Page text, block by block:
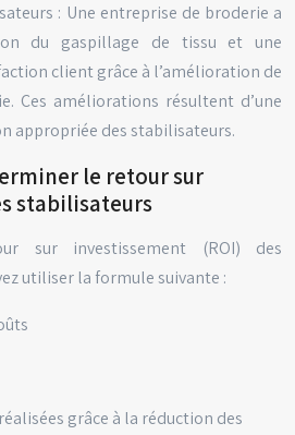
: Une entreprise de broderie a
du gaspillage de tissu et une
client grâce à l’amélioration de
Ces améliorations résultent d’une
appropriée des stabilisateurs.
le retour sur
stabilisateurs
sur investissement (ROI) des
utiliser la formule suivante :
grâce à la réduction des